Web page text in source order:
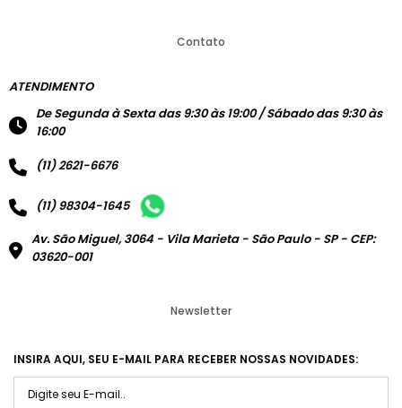
Contato
ATENDIMENTO
De Segunda à Sexta das 9:30 às 19:00 / Sábado das 9:30 às
16:00
(11) 2621-6676
(11) 98304-1645
Av. São Miguel, 3064 - Vila Marieta - São Paulo - SP - CEP:
03620-001
Newsletter
INSIRA AQUI, SEU E-MAIL PARA RECEBER NOSSAS NOVIDADES: